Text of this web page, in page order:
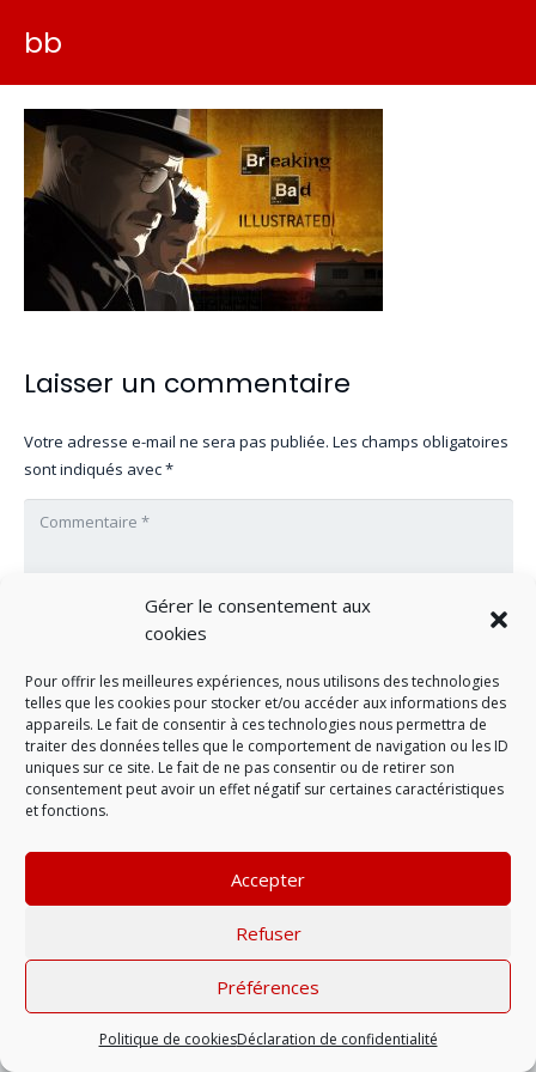
Gérer le consentement aux
cookies
Pour offrir les meilleures expériences, nous utilisons des technologies
telles que les cookies pour stocker et/ou accéder aux informations des
appareils. Le fait de consentir à ces technologies nous permettra de
traiter des données telles que le comportement de navigation ou les ID
uniques sur ce site. Le fait de ne pas consentir ou de retirer son
consentement peut avoir un effet négatif sur certaines caractéristiques
et fonctions.
Accepter
Refuser
Préférences
Politique de cookiesDéclaration de confidentialité
bb
Laisser un commentaire
Votre adresse e-mail ne sera pas publiée. Les champs obligatoires
sont indiqués avec*
LAISSER UN COMMENTAIRE
Mentions légales| © 2022 |
confidentialité